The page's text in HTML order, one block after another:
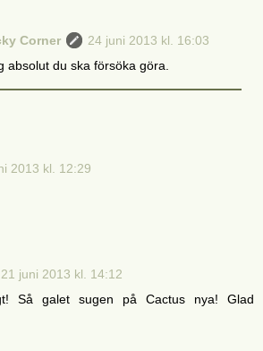
Corner
24 juni 2013 kl. 16:03
absolut du ska försöka göra.
2013 kl. 12:29
21 juni 2013 kl. 14:12
Så galet sugen på Cactus nya! Glad